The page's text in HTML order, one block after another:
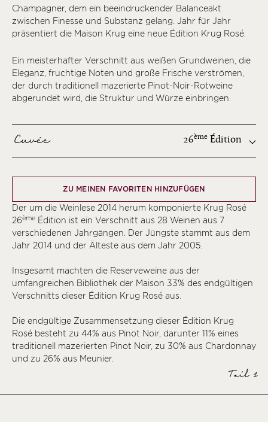
Champagner, dem ein beeindruckender Balanceakt
zwischen Finesse und Substanz gelang. Jahr für Jahr
präsentiert die Maison Krug eine neue Édition Krug Rosé.
Ein meisterhafter Verschnitt aus weißen Grundweinen, die
Eleganz, fruchtige Noten und große Frische verströmen,
der durch traditionell mazerierte Pinot-Noir-Rotweine
abgerundet wird, die Struktur und Würze einbringen.
Cuvée 26ème Édition
ème
ème
ème
ème
ème
ème
ème
ZU MEINEN FAVORITEN HINZUFÜGEN
Der um die Weinlese 2014 herum komponierte Krug Rosé
26ème Édition ist ein Verschnitt aus 28 Weinen aus 7
verschiedenen Jahrgängen. Der Jüngste stammt aus dem
Jahr 2014 und der Älteste aus dem Jahr 2005.
Insgesamt machten die Reserveweine aus der
umfangreichen Bibliothek der Maison 33% des endgültigen
Verschnitts dieser Édition Krug Rosé aus.
Die endgültige Zusammensetzung dieser Édition Krug
Rosé besteht zu 44% aus Pinot Noir, darunter 11% eines
traditionell mazerierten Pinot Noir, zu 30% aus Chardonnay
und zu 26% aus Meunier.
Teil 1